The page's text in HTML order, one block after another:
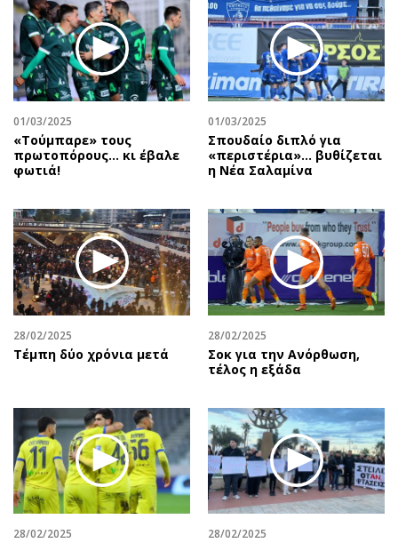
01/03/2025
«Τούμπαρε» τους
πρωτοπόρους… κι έβαλε
φωτιά!
01/03/2025
Σπουδαίο διπλό για
«περιστέρια»... βυθίζεται
η Νέα Σαλαμίνα
28/02/2025
Τέμπη δύο χρόνια μετά
28/02/2025
Σοκ για την Ανόρθωση,
τέλος η εξάδα
28/02/2025 28/02/2025